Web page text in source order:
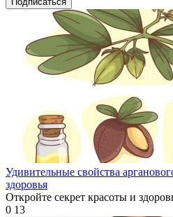
Удивительные свойства
здоровья
Откройте секрет красоты и
0 13